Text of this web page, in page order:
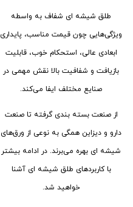
طلق شیشه ای شفاف به واسطه
ویژگی‌هایی چون قیمت مناسب، پایداری
ابعادی عالی، استحکام خوب، قابلیت
بازیافت و شفافیت بالا نقش مهمی در
صنایع مختلف ایفا می‌کند.
از صنعت بسته بندی گرفته تا صنعت
دارو و دیزاین همگی به نوعی از ورق‌های
شیشه ای بهره می‌برند. در ادامه بیشتر
با کاربردهای طلق شیشه ای آشنا
خواهید شد.